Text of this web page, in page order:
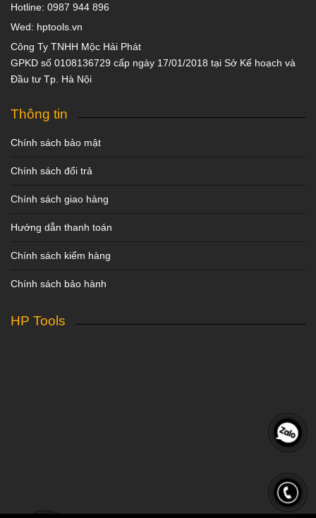
Hotline: 0987 944 896
Wed: hptools.vn
Công Ty TNHH Mộc Hải Phát
GPKD số 0108136729 cấp ngày 17/01/2018 tại Sở Kế hoạch và
Đầu tư Tp. Hà Nội
Thông tin
Chính sách bảo mật
Chính sách đổi trả
Chính sách giao hàng
Hướng dẫn thanh toán
Chính sách kiểm hàng
Chính sách bảo hành
HP Tools